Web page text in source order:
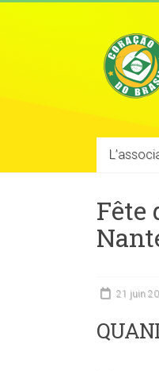
Fête
21 juin